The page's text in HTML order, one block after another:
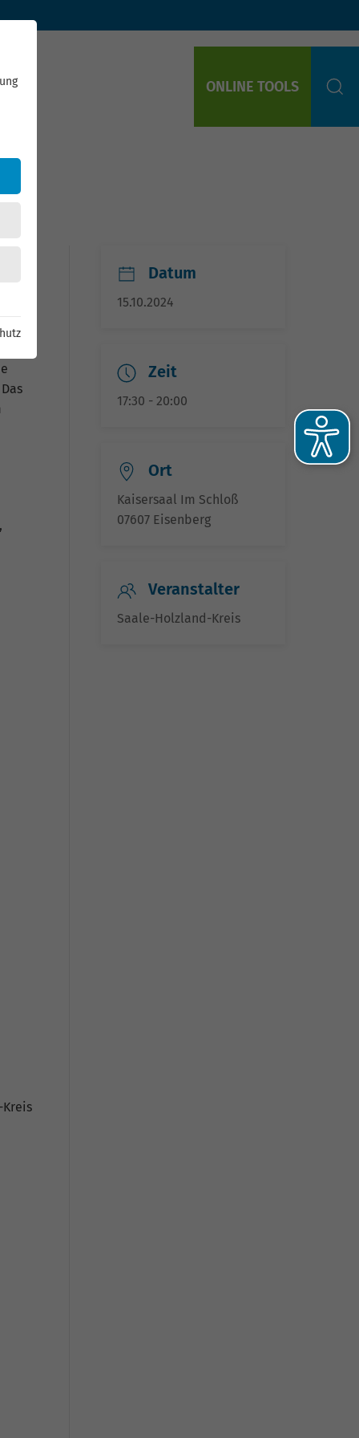
ONLINE TOOLS
Datum
15.10.2024
Zeit
17:30 - 20:00
Ort
Kaisersaal Im Schloß
07607 Eisenberg
Veranstalter
Saale-Holzland-Kreis